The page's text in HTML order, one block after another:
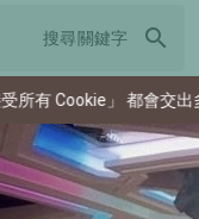
search
Cookie」 都會交出多少